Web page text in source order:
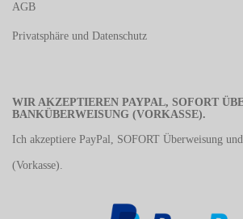
AGB
Privatsphäre und Datenschutz
WIR AKZEPTIEREN PAYPAL, SOFORT
BANKÜBERWEISUNG (VORKASSE).
Ich akzeptiere PayPal, SOFORT Überweisung
(Vorkasse).